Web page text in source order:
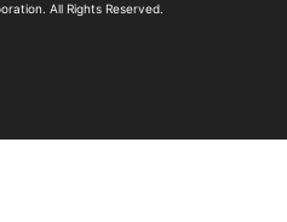
All Rights Reserved.